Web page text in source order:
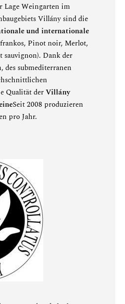
Lage Weingarten im
Villány sind die
und internationale
Pinot noir, Merlot,
sauvignon). Dank der
des submediterranen
Qualität derVillány
Seit 2008 produzieren
pro Jahr.